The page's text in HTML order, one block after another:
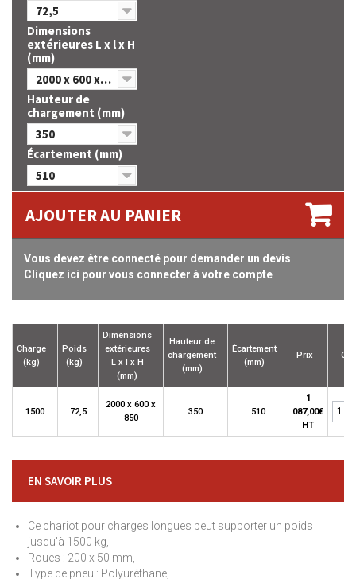
72,5
Dimensions
extérieures L x l x H
(mm)
2000 x 600 x 850
Hauteur de
chargement (mm)
350
Écartement (mm)
510
AJOUTER AU PANIER
Vous devez être connecté pour demander un devis
Cliquez ici pour vous connecter à votre compte
Charge
(kg)
Poids
(kg)
Dimensions
extérieures
L x l x H
(mm)
Hauteur de
chargement
(mm)
Écartement
(mm)
Prix Qté
1500 72,5
2000 x 600 x
850
350 510
1
087,00€
HT
EN SAVOIR PLUS
Ce chariot pour charges longues peut supporter un poids
jusqu'à 1500 kg,
Roues : 200 x 50 mm,
Type de pneu : Polyuréthane,